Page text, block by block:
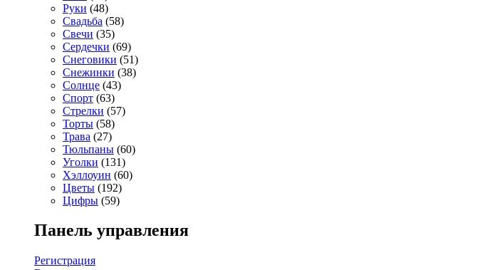
Руки (48)
Свадьба (58)
Свечи (35)
Сердечки (69)
Снеговики (51)
Снежинки (38)
Солнце (43)
Спорт (63)
Стрелки (57)
Торты (58)
Трава (27)
Тюльпаны (60)
Уголки (131)
Хэллоуин (60)
Цветы (192)
Цифры (59)
Панель управления
Регистрация